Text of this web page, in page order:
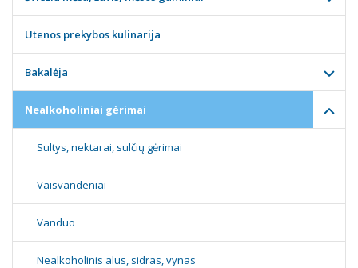
Utenos prekybos kulinarija
Bakalėja
Nealkoholiniai gėrimai
Sultys, nektarai, sulčių gėrimai
Vaisvandeniai
Vanduo
Nealkoholinis alus, sidras, vynas